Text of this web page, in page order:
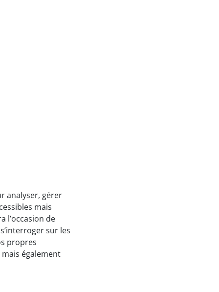
analyser, gérer
mais
l’occasion de
sur les
propres
également